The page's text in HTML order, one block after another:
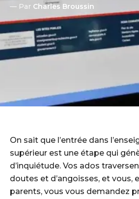
— Par Charles Broussin
On sait que l’entrée dans
supérieur est une étape qui
d’inquiétude. Vos ados
doutes et d’angoisses, et vous,
parents, vous vous demandez